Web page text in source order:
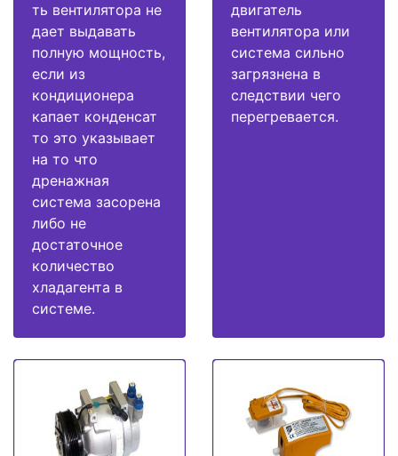
ть вентилятора не
дает выдавать
полную мощность,
если из
кондиционера
капает конденсат
то это указывает
на то что
дренажная
система засорена
либо не
достаточное
количество
хладагента в
системе.
двигатель
вентилятора или
система сильно
загрязнена в
следствии чего
перегревается.